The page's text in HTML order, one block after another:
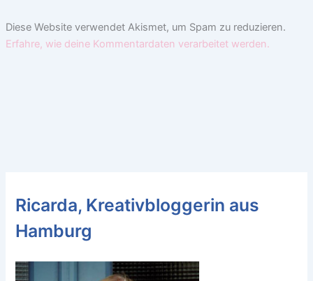
Diese Website verwendet Akismet, um Spam zu reduzieren.
Erfahre, wie deine Kommentardaten verarbeitet werden.
Ricarda, Kreativbloggerin aus
Hamburg